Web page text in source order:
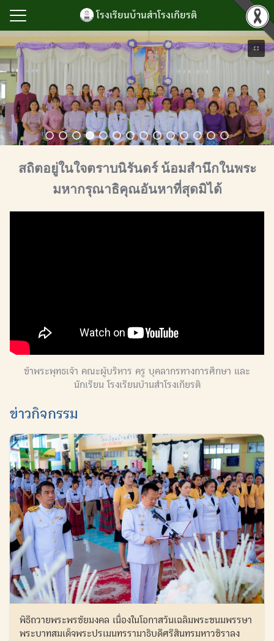
content
โรงเรียนบ้านสำโรงเกียรติ
ก
รงเกียรติ
กียรติยศ
นับสนุนการบริหาร
รสนเทศ
Search
for:
สถิตอยู่ในใจตราบนิรันดร์ น้อมสำนึกในพระ
มหากรุณาธิคุณอันหาที่สุดมิได้
ข้าพระพุทธเจ้า คณะผู้บริหาร ครู บุคลากรทางการศึกษา และ
นักเรียน โรงเรียนบ้านสำโรงเกียรติ
ข่าวกิจกรรม
พิธีถวายพระพรชัยมงคล เนื่องในโอกาสวันเฉลิมพระชนมพรรษา
พระบาทสมเด็จพระปรเมนทรรามาธิบดีศรีสินทรมหาวชิราลง